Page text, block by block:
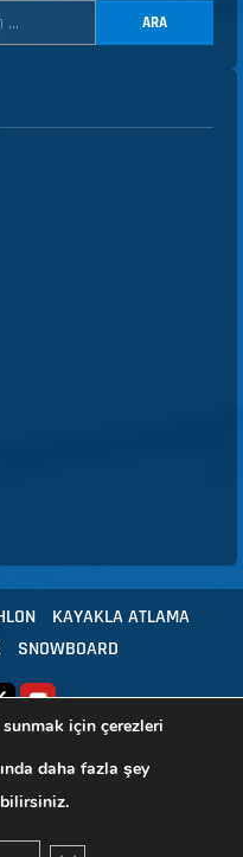
ARA
KAYAKLA ATLAMA
SNOWBOARD
Kayak Federasyonu'na aittir.
için çerezleri
daha fazla şey